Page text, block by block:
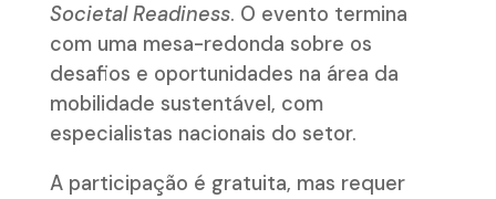
Societal Readiness. O evento termina
com uma mesa-redonda sobre os
desafios e oportunidades na área da
mobilidade sustentável, com
especialistas nacionais do setor.
A participação é gratuita, mas requer